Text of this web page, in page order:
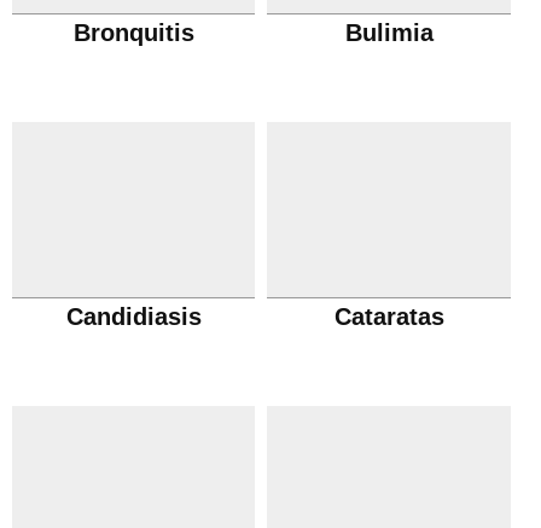
Bronquitis Bulimia
Candidiasis Cataratas